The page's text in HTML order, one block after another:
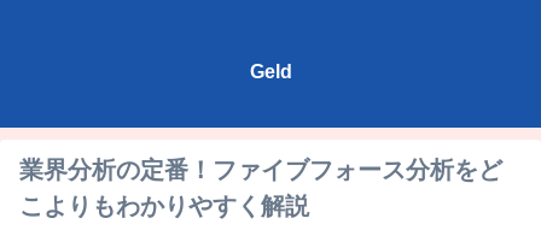
Geld
業界分析の定番！ファイブフォース分析をど
こよりもわかりやすく解説